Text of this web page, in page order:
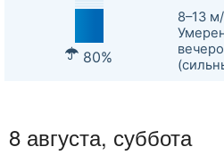
80%
8–13
8 августа, суббота